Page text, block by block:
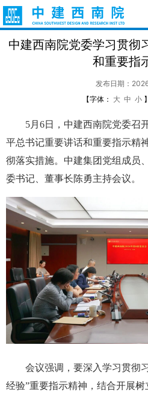
中建西南院党委学习贯彻
和重要指
发布日期：
【字体： 大 中 小 】
5月6日，中建西南院党委召
平总书记重要讲话和重要指示精
彻落实措施。中建集团党组成员
委书记、董事长陈勇主持会议。
会议强调，要深入学习贯彻习
经验”重要指示精神，结合开展